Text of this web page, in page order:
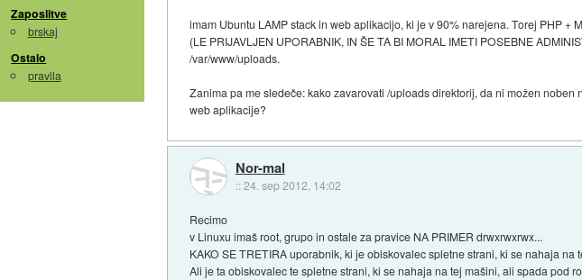
Zaposlitve
brskaj
Ostalo
pravila
imam Ubuntu LAMP stack in web aplikacijo, ki je v 90% narejena. Torej PHP
(LE PRIJAVLJEN UPORABNIK, IN ŠE TA BI MORAL IMETI POSEBNE
/var/www/uploads.
Zanima pa me sledeče: kako zavarovati /uploads direktorij, da ni možen
web aplikacije?
Nor-mal
::24. sep 2012, 14:02
Recimo
v Linuxu imaš root, grupo in ostale za pravice NA PRIMER drwxrwxrwx...
KAKO SE TRETIRA uporabnik, ki je obiskovalec spletne strani, ki se nahaja
Ali je ta obiskovalec te spletne strani, ki se nahaja na tej mašini, ali spada pod